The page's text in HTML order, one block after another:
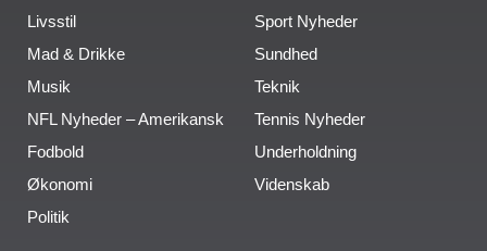
Livsstil
Mad & Drikke
Musik
NFL Nyheder – Amerikansk
Fodbold
Økonomi
Politik
Sport Nyheder
Sundhed
Teknik
Tennis Nyheder
Underholdning
Videnskab